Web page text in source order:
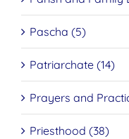
Pascha (5)
Patriarchate (14)
Prayers and
Priesthood (38)